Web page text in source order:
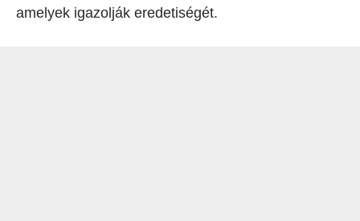
amelyek igazolják eredetiségét.